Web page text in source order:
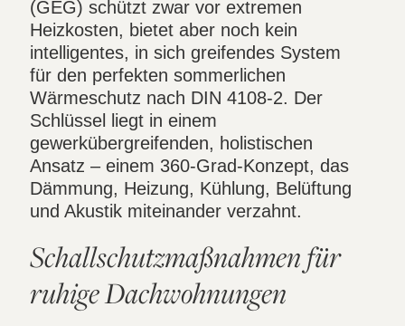
(GEG) schützt zwar vor extremen
Heizkosten, bietet aber noch kein
intelligentes, in sich greifendes System
für den perfekten sommerlichen
Wärmeschutz nach DIN 4108-2. Der
Schlüssel liegt in einem
gewerkübergreifenden, holistischen
Ansatz – einem 360-Grad-Konzept, das
Dämmung, Heizung, Kühlung, Belüftung
und Akustik miteinander verzahnt.
Schallschutzmaßnahmen für
ruhige Dachwohnungen